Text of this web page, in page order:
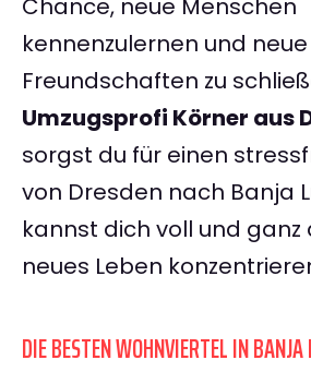
Chance, neue Menschen
kennenzulernen und neue
Freundschaften zu
Umzugsprofi Körner aus
sorgst du für einen
von Dresden nach Banja
kannst dich voll und ganz
neues Leben
DIE BESTEN WOHNVIERTEL IN